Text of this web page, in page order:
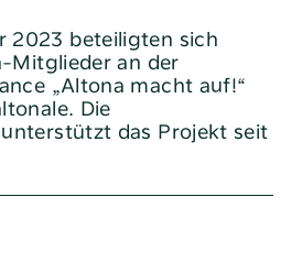
2023 beteiligten sich
Mitglieder an der
„Altona macht auf!“
Die
das Projekt seit